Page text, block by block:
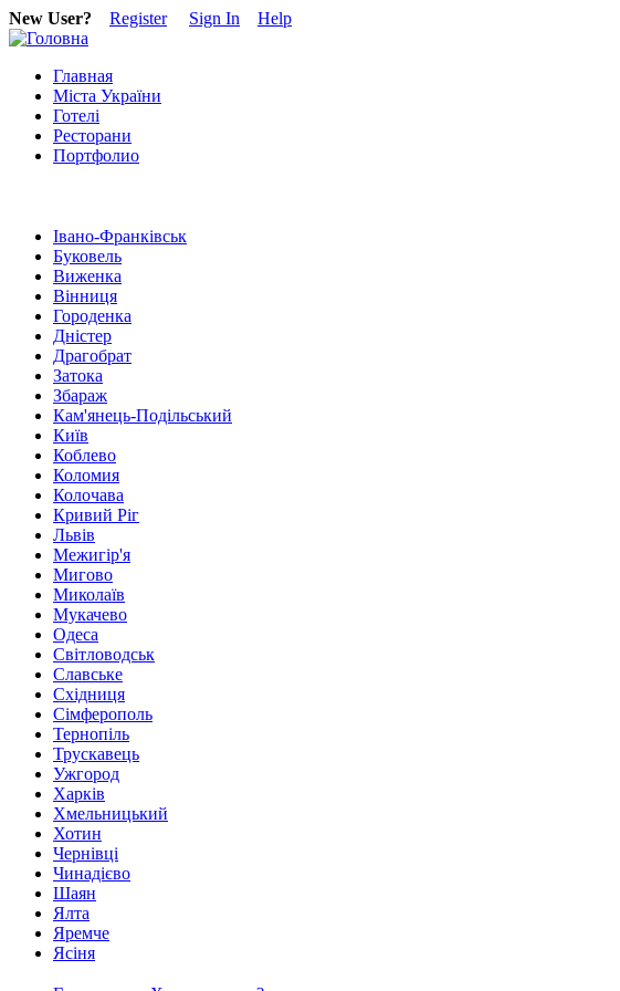
New User? Register Sign In Help
Главная
Міста України
Готелі
Ресторани
Портфолио
Івано-Франківськ
Буковель
Виженка
Вінниця
Городенка
Дністер
Драгобрат
Затока
Збараж
Кам'янець-Подільський
Київ
Коблево
Коломия
Колочава
Кривий Ріг
Львів
Межигір'я
Мигово
Миколаїв
Мукачево
Одеса
Світловодськ
Славське
Східниця
Сімферополь
Тернопіль
Трускавець
Ужгород
Харків
Хмельницький
Хотин
Чернівці
Чинадієво
Шаян
Ялта
Яремче
Ясіня